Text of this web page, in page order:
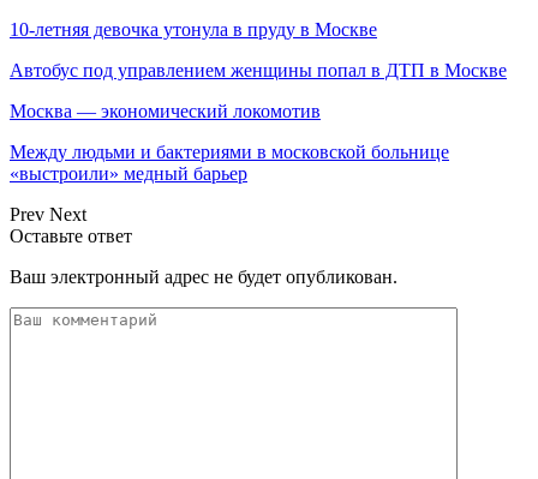
10-летняя девочка утонула в пруду в Москве
Автобус под управлением женщины попал в ДТП в Москве
Москва — экономический локомотив
Между людьми и бактериями в московской больнице
«выстроили» медный барьер
Prev Next
Оставьте ответ
Ваш электронный адрес не будет опубликован.